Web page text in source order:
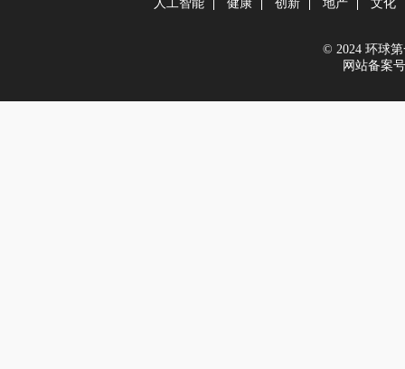
人工智能 健康 创新 地产 文化
© 2024 环球第
网站备案